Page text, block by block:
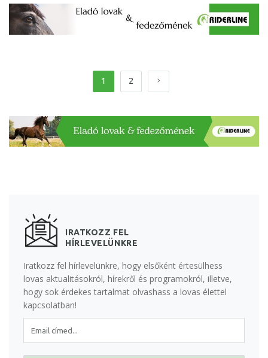
1 2
IRATKOZZ FEL
HÍRLEVELÜNKRE
Iratkozz fel hírlevelünkre, hogy elsőként értesülhess
lovas aktualitásokról, hírekről és programokról, illetve,
hogy sok érdekes tartalmat olvashass a lovas élettel
kapcsolatban!